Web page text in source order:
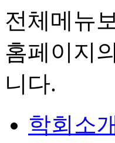
전체메뉴
홈페이지
니다.
학회소